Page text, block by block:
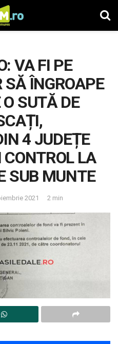
VA FI PE
SĂ ÎNGROAPE
SUTĂ DE
4 JUDEȚE
LA
SUB MUNTE
2021 2 min